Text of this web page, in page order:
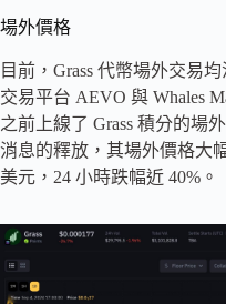
場外價格
目前，Grass 代幣場外交易
交易平台 AEVO 與 Whales
之前上線了 Grass 積分的場
消息的釋放，其場外價格大
美元，24 小時跌幅近 40%。